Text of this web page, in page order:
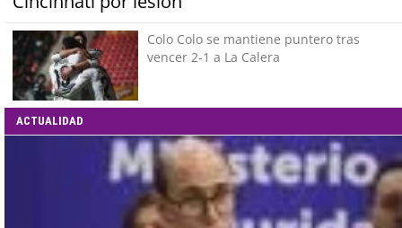
Colo Colo se mantiene puntero tras
vencer 2-1 a La Calera
ACTUALIDAD